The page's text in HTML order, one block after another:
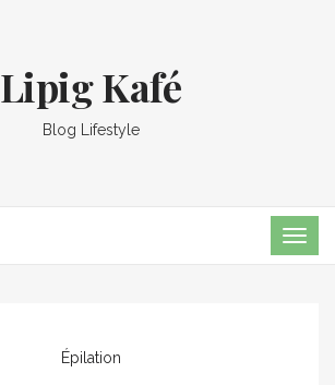
Lipig Kafé
Blog Lifestyle
Épilation